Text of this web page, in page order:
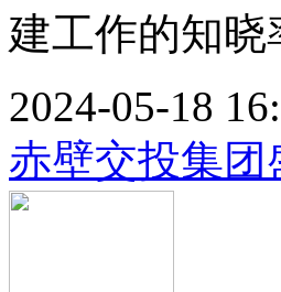
建工作的知
2024-05-18
赤壁交投集